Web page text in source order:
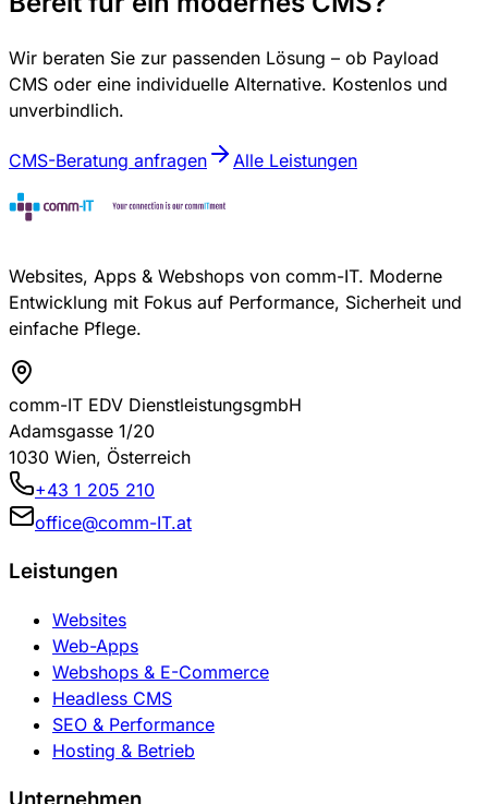
Wir beraten Sie zur passenden Lösung – ob Payload
CMS oder eine individuelle Alternative. Kostenlos und
unverbindlich.
CMS-Beratung anfragen Alle Leistungen
Websites, Apps & Webshops von comm-IT. Moderne
Entwicklung mit Fokus auf Performance, Sicherheit und
einfache Pflege.
comm-IT EDV DienstleistungsgmbH
Adamsgasse 1/20
1030 Wien, Österreich
+43 1 205 210
office@comm-IT.at
Leistungen
Websites
Web-Apps
Webshops & E-Commerce
Headless CMS
SEO & Performance
Hosting & Betrieb